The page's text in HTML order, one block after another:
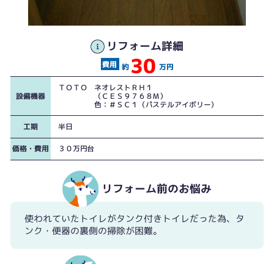
リフォーム詳細
約 30 万円
設備機器
ＴＯＴＯ ネオレストＲＨ１
（ＣＥＳ９７６８Ｍ）
色：＃ＳＣ１（パステルアイボリー）
工期 半日
価格・費用 ３０万円台
リフォーム前のお悩み
使われていたトイレがタンク付きトイレだった為、タ
ンク・便器の裏側の掃除が困難。